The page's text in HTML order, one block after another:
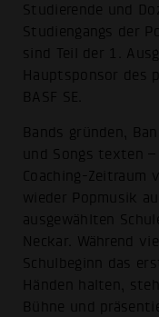
Studierende und
Studiengangs der
sind Teil der 1.
Hauptsponsor des
BASF SE.
Bands gründen,
und Songs texten
Coaching-Zeitraum
wieder Popmusik
ausgewählten
Neckar. Während
Schulbeginn das
Händen halten,
Bühne und